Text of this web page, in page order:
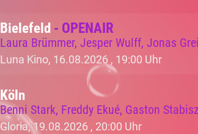
Bielefeld - OPENAIR
Laura Brümmer, Jesper Wulff, Jonas
Luna Kino, 16.08.2026 , 19:00 Uhr
Köln
Benni Stark, Freddy Ekué, Gaston
Gloria, 19.08.2026 , 20:00 Uhr